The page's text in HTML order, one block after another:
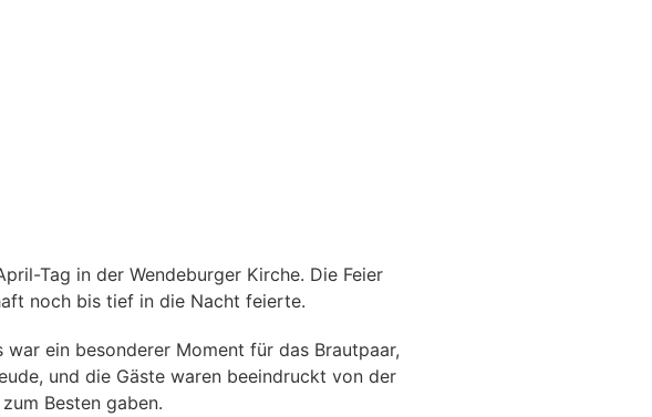
Tag in der Wendeburger Kirche. Die Feier
noch bis tief in die Nacht feierte.
ein besonderer Moment für das Brautpaar,
und die Gäste waren beeindruckt von der
Besten gaben.